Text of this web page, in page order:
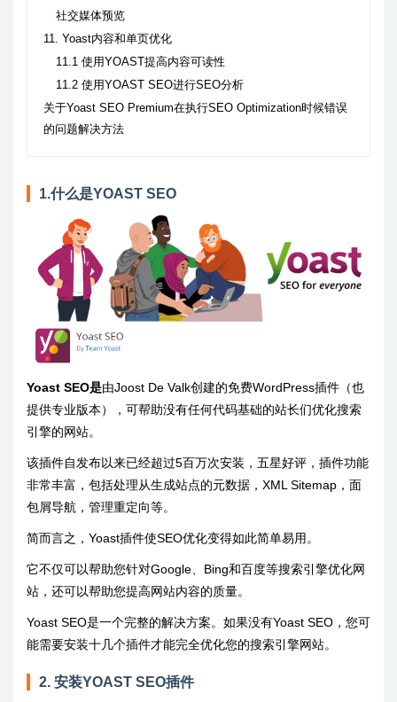
社交媒体预览
11. Yoast内容和单页优化
11.1 使用YOAST提高内容可读性
11.2 使用YOAST SEO进行SEO分析
关于Yoast SEO Premium在执行SEO Optimization时候错误
的问题解决方法
1.什么是YOAST SEO
Yoast SEO是由Joost De Valk创建的免费WordPress插件（也
提供专业版本），可帮助没有任何代码基础的站长们优化搜索
引擎的网站。
该插件自发布以来已经超过5百万次安装，五星好评，插件功能
非常丰富，包括处理从生成站点的元数据，XML Sitemap，面
包屑导航，管理重定向等。
简而言之，Yoast插件使SEO优化变得如此简单易用。
它不仅可以帮助您针对Google、Bing和百度等搜索引擎优化网
站，还可以帮助您提高网站内容的质量。
Yoast SEO是一个完整的解决方案。如果没有Yoast SEO，您可
能需要安装十几个插件才能完全优化您的搜索引擎网站。
2. 安装YOAST SEO插件